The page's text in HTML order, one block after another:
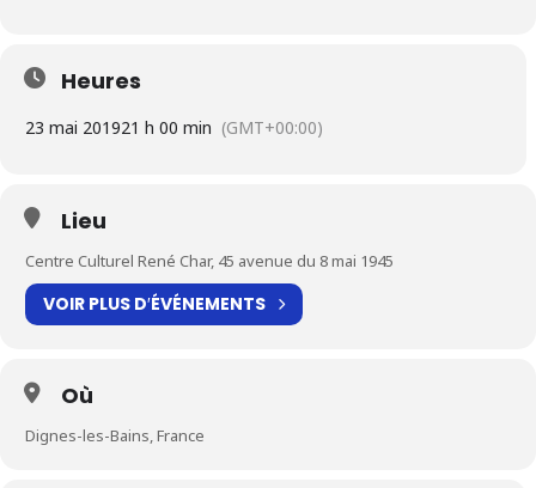
Heures
23 mai 201921 h 00 min (GMT+00:00)
Lieu
Centre Culturel René Char, 45 avenue du 8 mai 1945
VOIR PLUS D′ÉVÉNEMENTS
Où
Dignes-les-Bains, France